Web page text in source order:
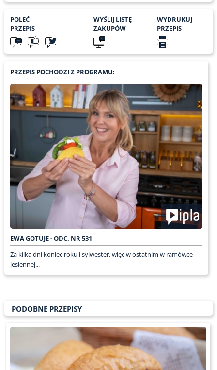
POLEĆ
PRZEPIS
WYŚLIJ LISTĘ
ZAKUPÓW
WYDRUKUJ
PRZEPIS
PRZEPIS POCHODZI Z PROGRAMU:
EWA GOTUJE - ODC. NR 531
Za kilka dni koniec roku i sylwester, więc w ostatnim w ramówce
jesiennej...
PODOBNE PRZEPISY